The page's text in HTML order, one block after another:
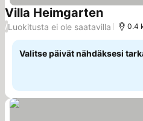
Villa HeimgartenKatso
/Luokitusta ei ole saatavilla 0.4
Valitse päivät nähdäksesi